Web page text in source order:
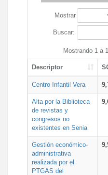
Mostrar
Buscar:
Mostrando 1 a
Descriptor
Centro Infantil Vera
Alta por la Biblioteca
de revistas y
congresos no
existentes en Senia
Gestión económico-
administrativa
realizada por el
PTGAS del